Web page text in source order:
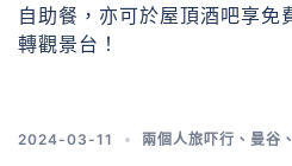
自助餐，亦可於屋頂酒吧享免
轉觀景台！
2024-03-11 兩個人旅吓行 、 曼谷 、